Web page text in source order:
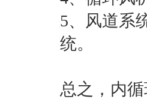
5、风道系
统。
总之，内